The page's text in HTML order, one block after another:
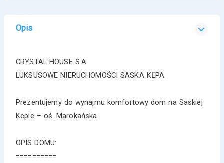
Opis
CRYSTAL HOUSE S.A.
LUKSUSOWE NIERUCHOMOŚCI SASKA KĘPA
Prezentujemy do wynajmu komfortowy dom na Saskiej
Kepie – oś. Marokańska
OPIS DOMU:
==========